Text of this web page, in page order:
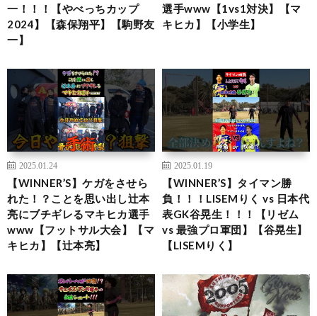
一！！！【やべっちカップ
2024】【森保翔平】【駒野友
一】
選手www【1vs1対決】【マ
キヒカ】【小学生】
2025.01.24
【WINNER’S】ケガをさせら
れた！？ことを思い出し辻本
亮にブチギレるマキヒカ選手
www【フットサル大会】【マ
キヒカ】【辻本亮】
2025.01.19
【WINNER’S】タイマン勝
負！！！LISEMりく vs 日本代
表GK谷晃生！！！【リゼム
vs 最強プロ軍団】【谷晃生】
【LISEMりく】